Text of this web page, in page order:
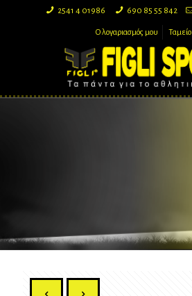
2541 4 01986 690 85 55 842
Ο λογαριασμός μου Ταμείο